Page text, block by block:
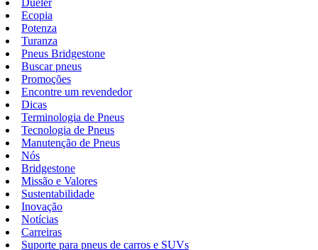
Dueler
Ecopia
Potenza
Turanza
Pneus Bridgestone
Buscar pneus
Promoções
Encontre um revendedor
Dicas
Terminologia de Pneus
Tecnologia de Pneus
Manutenção de Pneus
Nós
Bridgestone
Missão e Valores
Sustentabilidade
Inovação
Notícias
Carreiras
Suporte para pneus de carros e SUVs